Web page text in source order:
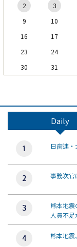
2
3
9
10
16
17
23
24
30
31
Daily
日歯連
事務次
熊本地
人員不足
熊本地